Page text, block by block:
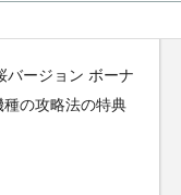
バージョン ボーナ
の攻略法の特典